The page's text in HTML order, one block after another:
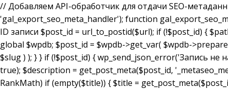
// Добавляем API-обработчик для отдачи SEO-
'gal_export_seo_meta_handler'); function
ID записи $post_id = url_to_postid($url); if (!$post_id) {
global $wpdb; $post_id = $wpdb->get_var( $wpdb-
$slug ) ); } } if (!$post_id) { wp_send_json_error('Запись
true); $description = get_post_meta($post_id,
RankMath) if (empty($title)) { $title =